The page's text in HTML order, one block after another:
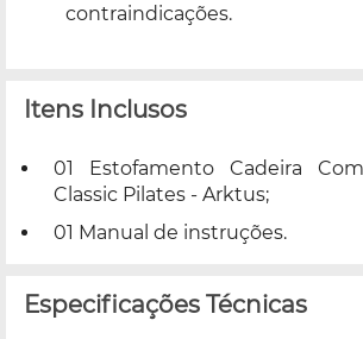
contraindicações.
Itens Inclusos
01 Estofamento Cadeira
Classic Pilates - Arktus;
01 Manual de instruções.
Especificações Técnicas